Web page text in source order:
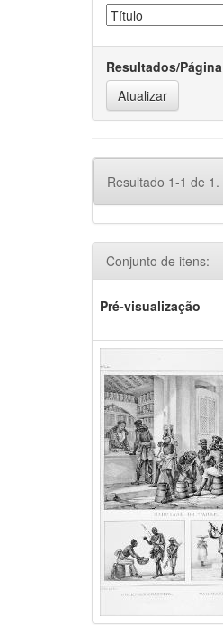
Resultados/Página
Resultado 1-1 de 1.
Conjunto de itens:
Pré-visualização